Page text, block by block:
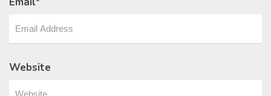
Website